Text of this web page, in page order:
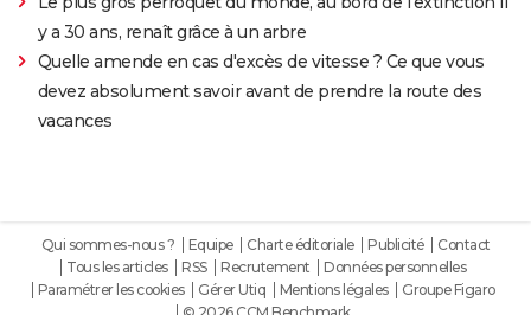
y a 30 ans, renaît grâce à un arbre
Quelle amende en cas d'excès de vitesse ? Ce que vous
devez absolument savoir avant de prendre la route des
vacances
Qui sommes-nous ? Equipe Charte éditoriale Publicité
Contact
Tous les articles
RSS Recrutement
Données personnelles
Paramétrer les cookies
Gérer Utiq Mentions légales
Groupe Figaro